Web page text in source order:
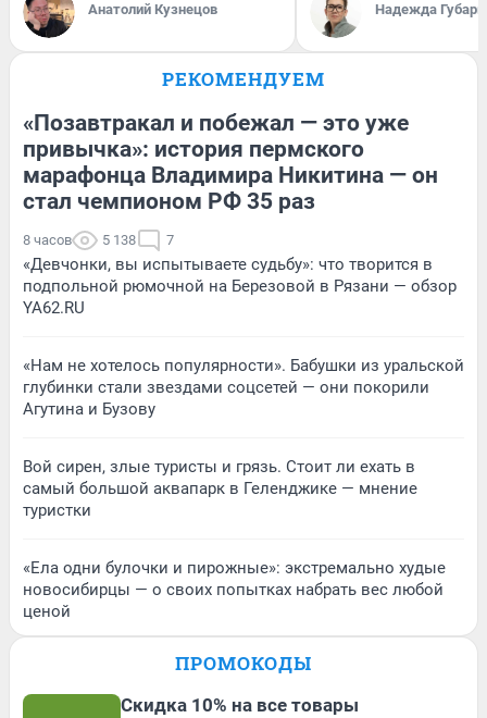
Анатолий Кузнецов Надежда Губарь
РЕКОМЕНДУЕМ
«Позавтракал и побежал — это уже
привычка»: история пермского
марафонца Владимира Никитина — он
стал чемпионом РФ 35 раз
8 часов 5 138 7
«Девчонки, вы испытываете судьбу»: что творится в
подпольной рюмочной на Березовой в Рязани — обзор
YA62.RU
«Нам не хотелось популярности». Бабушки из уральской
глубинки стали звездами соцсетей — они покорили
Агутина и Бузову
Вой сирен, злые туристы и грязь. Стоит ли ехать в
самый большой аквапарк в Геленджике — мнение
туристки
«Ела одни булочки и пирожные»: экстремально худые
новосибирцы — о своих попытках набрать вес любой
ценой
ПРОМОКОДЫ
Скидка 10% на все товары